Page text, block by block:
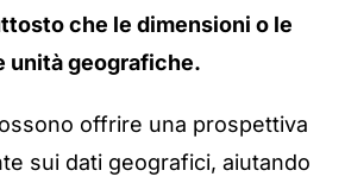
che le dimensioni o le
unità geografiche.
offrire una prospettiva
sui dati geografici, aiutando